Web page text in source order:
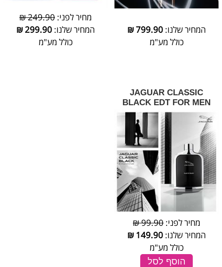
המחיר שלנו: 799.90
₪
כולל מע"מ
מחיר לפני: 249.90 ₪
המחיר שלנו: 299.90
₪
כולל מע"מ
JAGUAR CLASSIC
BLACK EDT FOR MEN
מחיר לפני: 99.90 ₪
המחיר שלנו: 149.90
₪
כולל מע"מ
הוסף לסל